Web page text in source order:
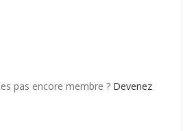
pas encore membre ? Devenez